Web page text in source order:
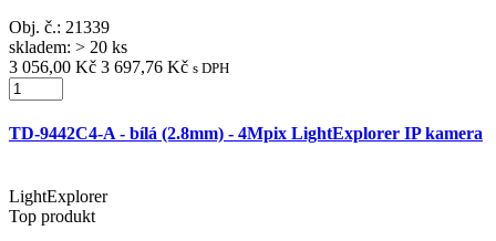
Obj. č.: 21339
skladem: > 20 ks
3 056,00 Kč 3 697,76 Kč s DPH
TD-9442C4-A - bílá (2.8mm) - 4Mpix LightExplorer IP kamera
LightExplorer
Top produkt